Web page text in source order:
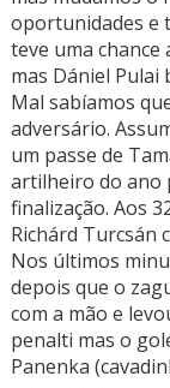
oportunidades e
teve uma chance
mas Dániel Pulai
Mal sabíamos
adversário.
um passe de
artilheiro do ano
finalização. Aos
Richárd Turcsán
Nos últimos
depois que o
com a mão e
penalti mas o
Panenka